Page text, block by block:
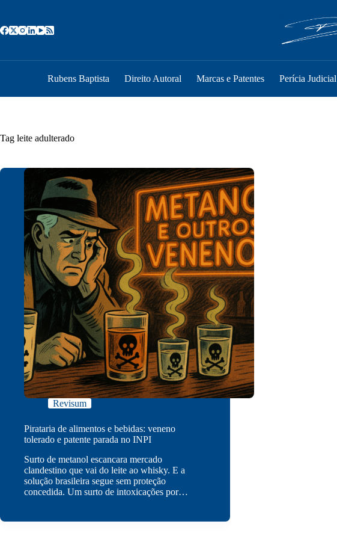
o
conteúdo
Rubens Baptista Direito Autoral Marcas e Patentes Perícia Judicial
Tag leite adulterado
Revisum
Pirataria de alimentos e bebidas: veneno
tolerado e patente parada no INPI
Surto de metanol escancara mercado
clandestino que vai do leite ao whisky. E a
solução brasileira segue sem proteção
concedida. Um surto de intoxicações por…